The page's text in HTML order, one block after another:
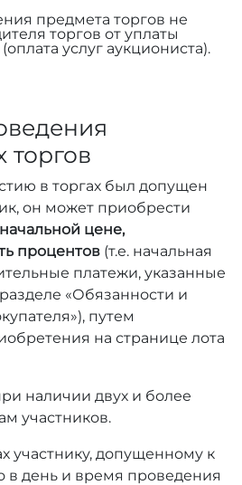
предмета торгов не
торгов от уплаты
услуг аукциониста).
торгов
в торгах был допущен
он может приобрести
начальной цене,
процентов (т.е. начальная
платежи, указанные
«Обязанности и
путем
на странице лота
наличии двух и более
участников.
участнику, допущенному к
в день и время проведения